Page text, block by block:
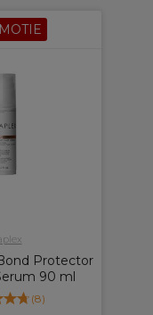
Protector
90 ml
(8)